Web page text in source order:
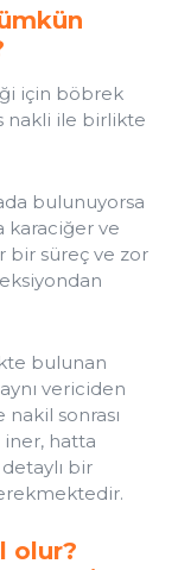
için böbrek
nakli ile birlikte
bulunuyorsa
karaciğer ve
bir süreç ve zor
bulunan
vericiden
sonrası
iner, hatta
bir
olur?